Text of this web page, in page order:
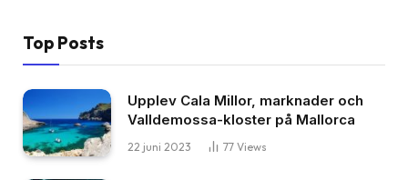
Top Posts
Upplev Cala Millor, marknader och
Valldemossa-kloster på Mallorca
22 juni 2023 77 Views